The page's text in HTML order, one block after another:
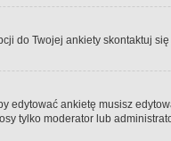
do Twojej ankiety skontaktuj
ankietę musisz
tylko moderator lub